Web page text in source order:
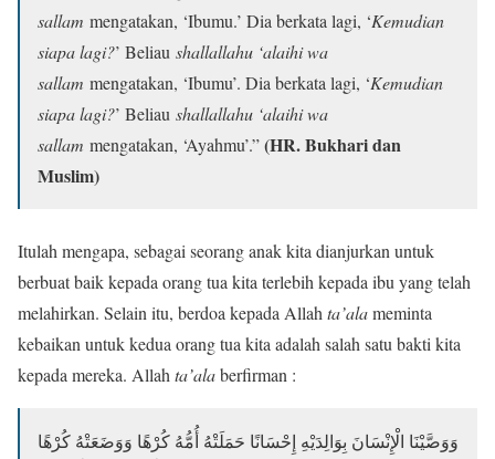
sallam mengatakan, ‘Ibumu.’ Dia berkata lagi, ‘Kemudian
siapa lagi?’ Beliau shallallahu ‘alaihi wa
sallam mengatakan, ‘Ibumu’. Dia berkata lagi, ‘Kemudian
siapa lagi?’ Beliau shallallahu ‘alaihi wa
sallam mengatakan, ‘Ayahmu’.”(HR. Bukhari dan
Muslim)
Itulah mengapa, sebagai seorang anak kita dianjurkan untuk
berbuat baik kepada orang tua kita terlebih kepada ibu yang telah
melahirkan. Selain itu, berdoa kepada Allah ta’alameminta
kebaikan untuk kedua orang tua kita adalah salah satu bakti kita
kepada mereka. Allah ta’alaberfirman :
وَوَصَّيْنَا الْإِنْسَانَ بِوَالِدَيْهِ إِحْسَانًا حَمَلَتْهُ أُمُّهُ كُرْهًا وَوَضَعَتْهُ كُرْهًا